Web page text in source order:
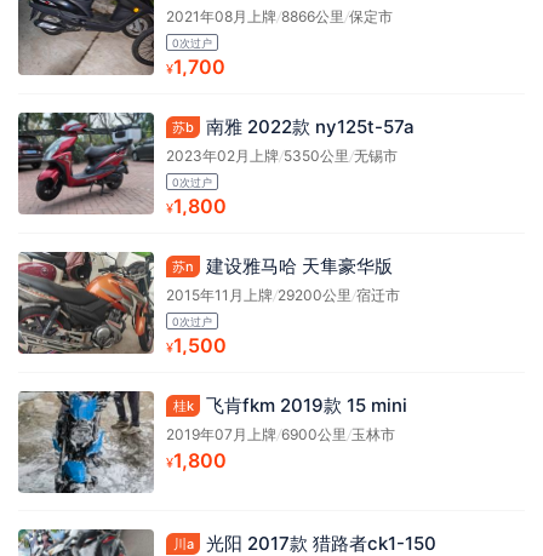
2021年08月上牌/8866公里 /保定市
0次过户
¥1,700
苏b 南雅 2022款 ny125t-57a
2023年02月上牌/5350公里 /无锡市
0次过户
¥1,800
苏n 建设雅马哈 天隼豪华版
2015年11月上牌/29200公里 /宿迁市
0次过户
¥1,500
桂k 飞肯fkm 2019款 15 mini
2019年07月上牌/6900公里 /玉林市
¥1,800
川a 光阳 2017款 猎路者ck1-150